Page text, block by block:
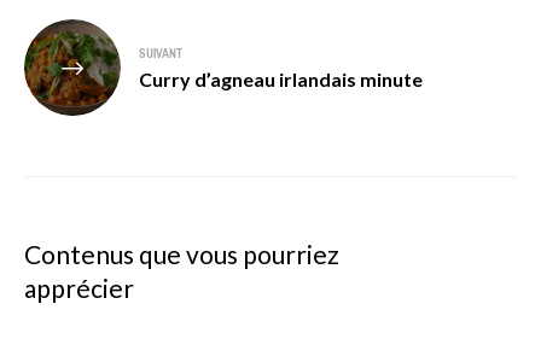
SUIVANT
Curry d’agneau irlandais minute
Contenus que vous pourriez
apprécier